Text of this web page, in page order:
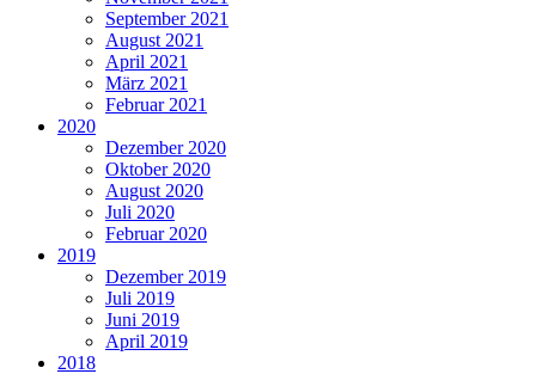
September 2021
August 2021
April 2021
März 2021
Februar 2021
2020
Dezember 2020
Oktober 2020
August 2020
Juli 2020
Februar 2020
2019
Dezember 2019
Juli 2019
Juni 2019
April 2019
2018